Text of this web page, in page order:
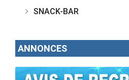
SNACK-BAR
ANNONCES